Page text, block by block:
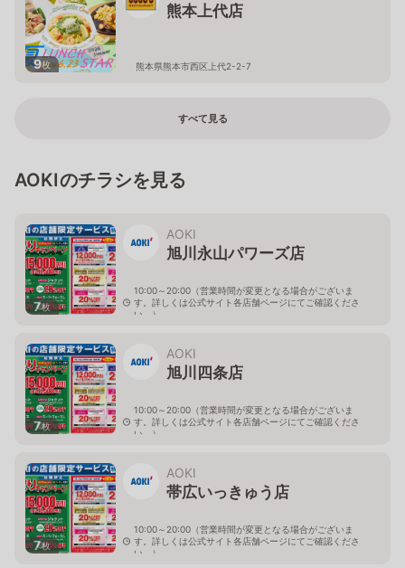
9枚
熊本上代店
熊本県熊本市西区上代2-2-7
すべて見る
AOKIのチラシを見る
7枚
AOKI
旭川永山パワーズ店
10:00～20:00（営業時間が変更となる場合がございま
す。詳しくは公式サイト各店舗ページにてご確認くださ
い。）
7枚
AOKI
旭川四条店
10:00～20:00（営業時間が変更となる場合がございま
す。詳しくは公式サイト各店舗ページにてご確認くださ
い。）
7枚
AOKI
帯広いっきゅう店
10:00～20:00（営業時間が変更となる場合がございま
す。詳しくは公式サイト各店舗ページにてご確認くださ
い。）